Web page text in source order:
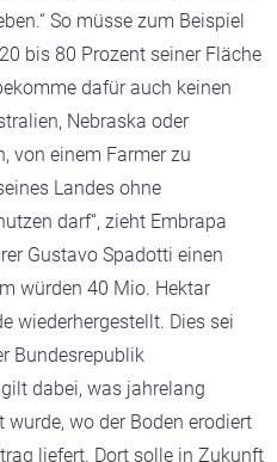
So müsse zum Beispiel
bis 80 Prozent seiner Fläche
dafür auch keinen
Nebraska oder
von einem Farmer zu
Landes ohne
darf“, zieht Embrapa
Gustavo Spadotti einen
würden 40 Mio. Hektar
wiederhergestellt. Dies sei
Bundesrepublik
dabei, was jahrelang
wo der Boden erodiert
liefert. Dort solle in Zukunft